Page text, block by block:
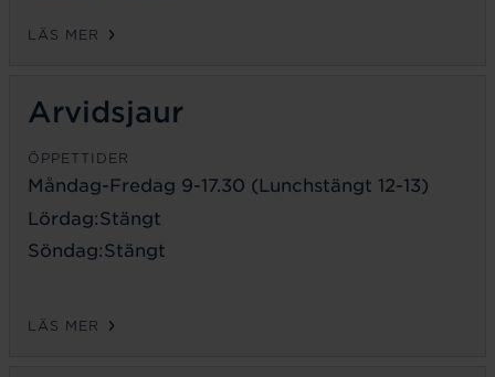
LÄS MER
Arvidsjaur
ÖPPETTIDER
Måndag-Fredag 9-17.30 (Lunchstängt 12-13)
Lördag:Stängt
Söndag:Stängt
LÄS MER